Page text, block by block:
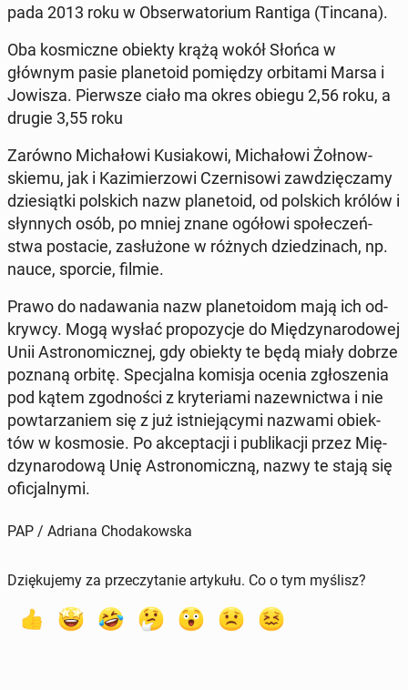
pa­da 2013 roku w Ob­ser­wa­to­rium Rantiga (Tincana).
Oba ko­smicz­ne obiekty krążą wokół Słońca w
głównym pasie pla­ne­to­id po­mię­dzy or­bi­ta­mi Marsa i
Jowisza. Pierw­sze ciało ma okres obiegu 2,56 roku, a
drugie 3,55 roku
Zarówno Mi­cha­ło­wi Ku­sia­ko­wi, Mi­cha­ło­wi Żoł­now­
skie­mu, jak i Ka­zi­mie­rzo­wi Czer­ni­so­wi za­wdzię­cza­my
dzie­siąt­ki pol­skich nazw pla­ne­to­id, od pol­skich królów i
słyn­nych osób, po mniej znane ogółowi spo­łe­czeń­
stwa po­sta­cie, za­słu­żo­ne w różnych dzie­dzi­nach, np.
nauce, sporcie, filmie.
Prawo do nada­wa­nia nazw pla­ne­to­idom mają ich od­
kryw­cy. Mogą wysłać pro­po­zy­cje do Mię­dzy­na­ro­do­wej
Unii Astro­no­micz­nej, gdy obiekty te będą miały dobrze
poznaną orbitę. Spe­cjal­na komisja ocenia zgło­sze­nia
pod kątem zgod­no­ści z kry­te­ria­mi na­zew­nic­twa i nie
po­wta­rza­niem się z już ist­nie­ją­cy­mi nazwami obiek­
tów w ko­smo­sie. Po ak­cep­ta­cji i pu­bli­ka­cji przez Mię­
dzy­na­ro­do­wą Unię Astro­no­micz­ną, nazwy te stają się
ofi­cjal­ny­mi.
PAP / Adriana Chodakowska
Dziękujemy za przeczytanie artykułu. Co o tym myślisz?